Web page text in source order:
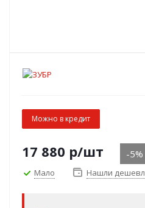
Можно в кредит
17 880 р/шт -
Мало Нашли